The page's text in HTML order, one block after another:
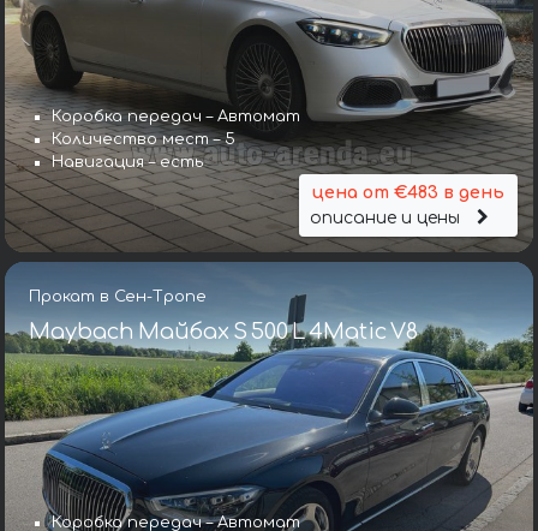
Коробка передач – Автомат
Количество мест – 5
Навигация – есть
цена от €483 в день
описание и цены
Прокат в Сен-Тропе
Maybach Майбах S 500 L 4Matic V8
Коробка передач – Автомат